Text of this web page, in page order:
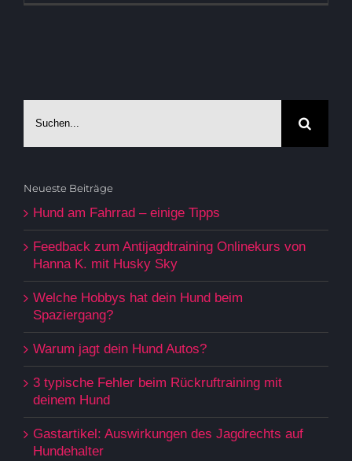
nach:
Neueste Beiträge
Hund am Fahrrad – einige Tipps
Feedback zum Antijagdtraining Onlinekurs von
Hanna K. mit Husky Sky
Welche Hobbys hat dein Hund beim
Spaziergang?
Warum jagt dein Hund Autos?
3 typische Fehler beim Rückruftraining mit
deinem Hund
Gastartikel: Auswirkungen des Jagdrechts auf
Hundehalter